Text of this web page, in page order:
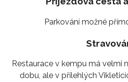
Parkování možné
Restaurace v kempu má velmi
dobu, ale v přilehlých